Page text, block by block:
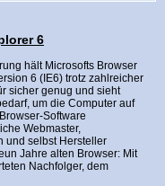
6
hält Microsofts Browser
6 (IE6) trotz zahlreicher
sicher genug und sieht
um die Computer auf
Software
Webmaster,
und selbst Hersteller
Jahre alten Browser: Mit
Nachfolger, dem